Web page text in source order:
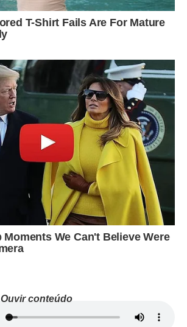
Ouvir conteúdo